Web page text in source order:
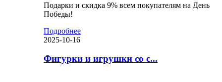
Подарки и скидка 9% всем покупателям на День
Победы!
Подробнее
2025-10-16
Фигурки и игрушки со с...